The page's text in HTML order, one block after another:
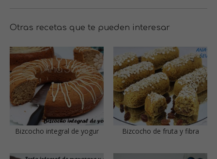
Otras recetas que te pueden interesar
Bizcocho integral de yogur Bizcocho de fruta y fibra